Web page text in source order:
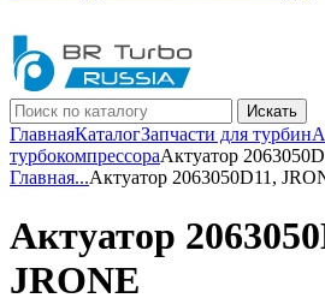
Искать
ГлавнаяКаталогЗапчасти для турбин
турбокомпрессораАктуатор
Главная...Актуатор 2063050D11,
Актуатор
JRONE